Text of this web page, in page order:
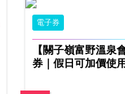
電子券
【關子嶺富野溫泉
券｜假日可加價使